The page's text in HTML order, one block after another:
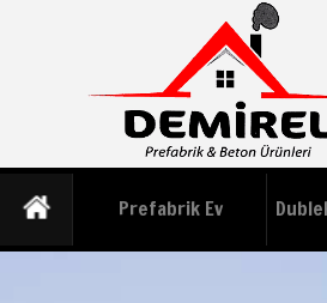
Prefabrik Ev